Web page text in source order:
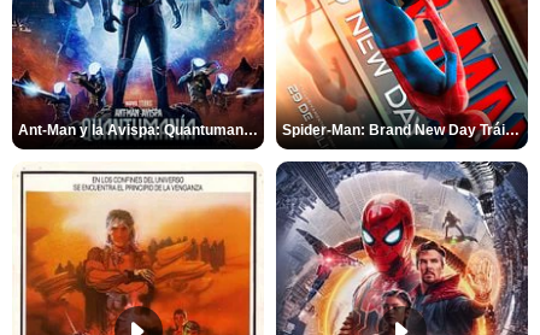
Ant-Man y la Avispa: Quantumanía Tráiler (2) Spider-Man: Brand New Day Tráiler (3)